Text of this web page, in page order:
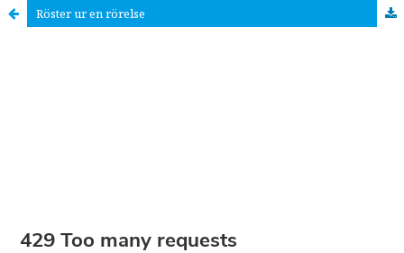
Röster ur en rörelse